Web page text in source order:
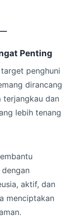
Penting
penghuni
dirancang
terjangkau dan
lebih tenang
aktif, dan
menciptakan